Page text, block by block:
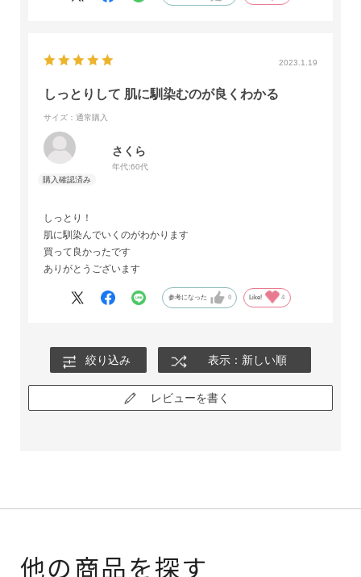
2023.1.19
しっとりして 肌に馴染むのが良くわかる
サイズ：通常購入
さくら
年代:60代
しっとり！
肌に馴染んでいくのがわかります
買って良かったです
ありがとうございます
参考になった 0 Like! 4
絞り込み 表示：新しい順
レビューを書く
他の商品を探す